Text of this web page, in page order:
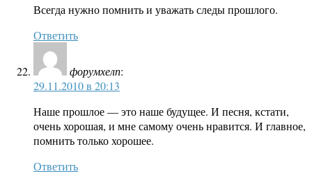
Всегда нужно помнить и уважать следы прошлого.
Ответить
форумхелп:
29.11.2010 в 20:13
Наше прошлое — это наше будущее. И песня, кстати,
очень хорошая, и мне самому очень нравится. И главное,
помнить только хорошее.
Ответить